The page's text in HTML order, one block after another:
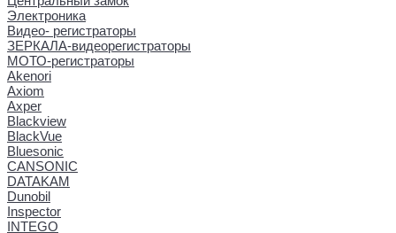
Электроника
Видео- регистраторы
ЗЕРКАЛА-видеорегистраторы
МОТО-регистраторы
Akenori
Axiom
Axper
Blackview
BlackVue
Bluesonic
CANSONIC
DATAKAM
Dunobil
Inspector
INTEGO